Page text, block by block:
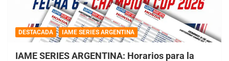
DESTACADA IAME SERIES ARGENTINA
IAME SERIES ARGENTINA: Horarios para la